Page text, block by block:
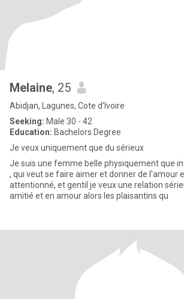
Melaine, 25
Abidjan, Lagunes, Cote d'Ivoire
Seeking: Male 30 - 42
Education: Bachelors Degree
Je veux uniquement que du sérieux
Je suis une femme belle physiquement que intérieurement , jovial
, qui veut se faire aimer et donner de l'amour en retour, je suis
attentionné, et gentil je veux une relation sérieuse que ce soit en
amitié et en amour alors les plaisantins qu